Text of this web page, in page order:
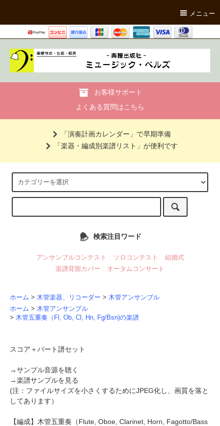
メニュー
お客様サポート
よくある質問はこちら
「演奏計画カレンダー」で早期準備
「楽器・編成別楽譜リスト」が便利です
検索注目ワード
アンサンブルコンテスト ソロコンテスト
結婚式
楽譜背面カバー
オータムコンサート
ホーム > 木管楽器、リコーダー > 木管アンサンブル
ホーム > 木管アンサンブル
> 木管五重奏（Fl, Ob, Cl, Hn, Fg/Bsn)の楽譜
スコア＋パート譜セット
→サンプル音源を聴く
→楽譜サンプルを見る
(注：ファイルサイズを小さくするためにJPEG化し、画質を落と
してあります）
【編成】 木管五重奏 （Flute, Oboe, Clarinet, Horn, Fagotto/Bass